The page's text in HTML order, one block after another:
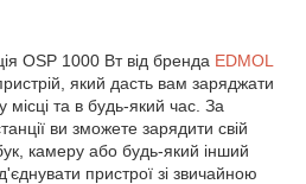
OSP 1000 Вт від бренда EDMOL
який дасть вам заряджати
місці та в будь-який час. За
ви зможете зарядити свій
камеру або будь-який інший
пристрої зі звичайною